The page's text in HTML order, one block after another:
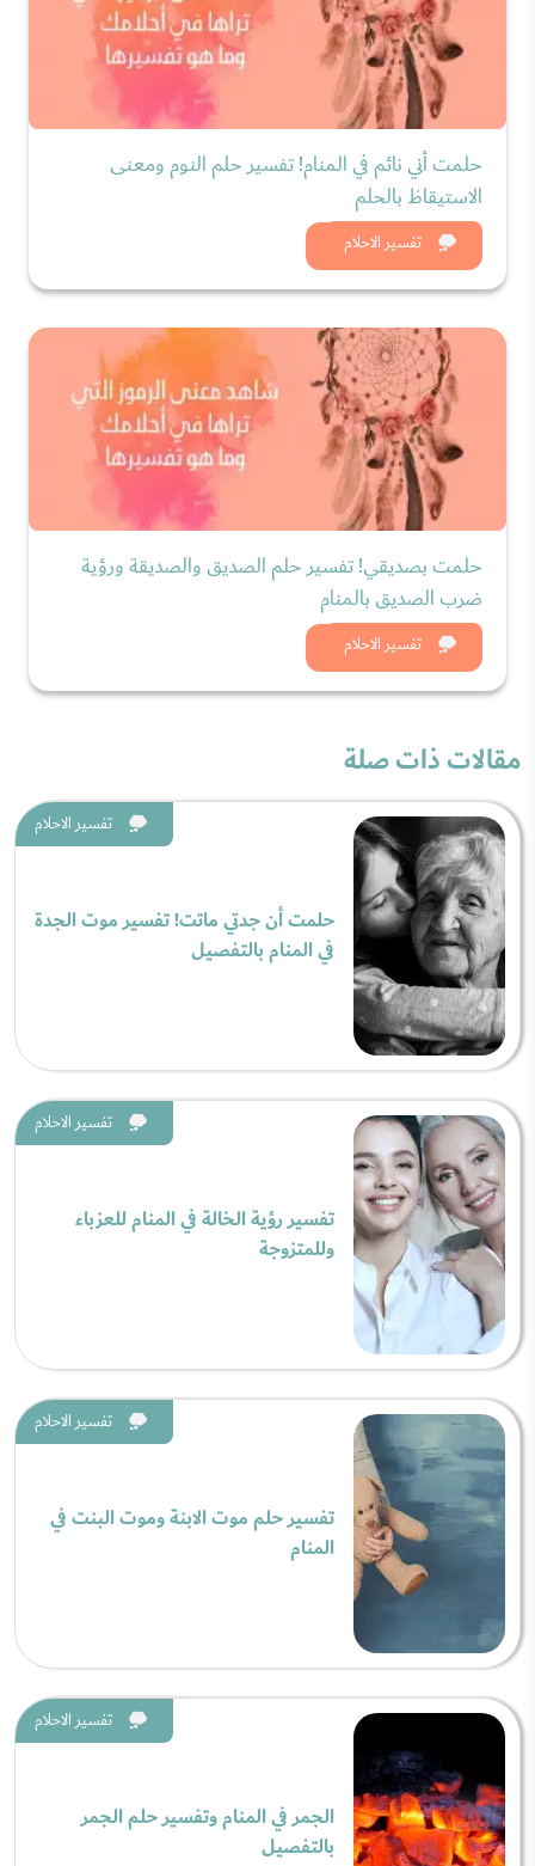
تفسير الاحلام
حلمت أني نائم في المنام! تفسير حلم النوم ومعنى
الاستيقاظ بالحلم
شاهد الان
تفسير الاحلام
حلمت بصديقي! تفسير حلم الصديق والصديقة ورؤية
ضرب الصديق بالمنام
شاهد الان
مقالات ذات صلة
تفسير الاحلام
حلمت أن جدتي ماتت! تفسير موت الجدة
في المنام بالتفصيل
تفسير الاحلام
تفسير رؤية الخالة في المنام للعزباء
وللمتزوجة
تفسير الاحلام
تفسير حلم موت الابنة وموت البنت في
المنام
تفسير الاحلام
الجمر في المنام وتفسير حلم الجمر
بالتفصيل